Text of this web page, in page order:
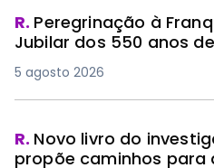
R. Peregrinação à
Jubilar dos 550 anos
5 agosto 2026
R. Novo livro do
propõe caminhos para